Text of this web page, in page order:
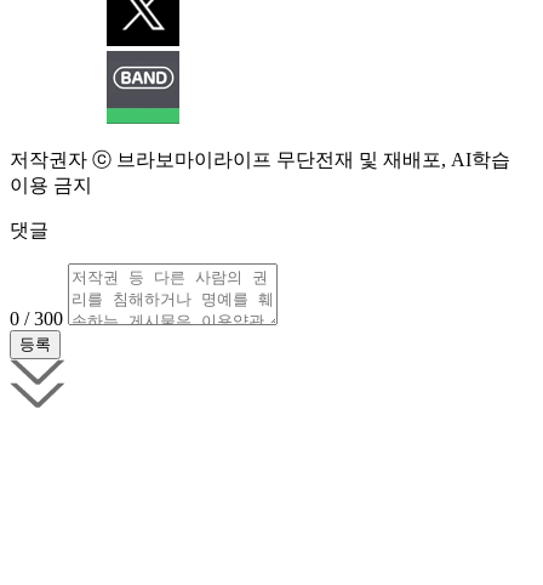
저작권자 ⓒ 브라보마이라이프 무단전재 및 재배포, AI학습
이용 금지
댓글
0 / 300